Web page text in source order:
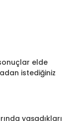
elde
istediğiniz
yaşadıkları